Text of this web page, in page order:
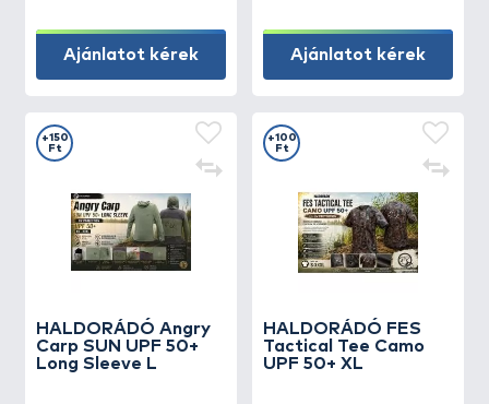
Ajánlatot kérek Ajánlatot kérek
HALDORÁDÓ Angry
Carp SUN UPF 50+
Long Sleeve L
+150
Ft
HALDORÁDÓ FES
Tactical Tee Camo
UPF 50+ XL
+100
Ft